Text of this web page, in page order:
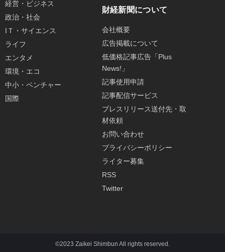
経営・ビジネス
政治・社会
IＴ・サイエンス
ライフ
エンタメ
環境・エコ
中小・ベンチャー
国際
財経新聞について
会社概要
広告掲載について
低価格記事広告「Plus
News!」
記事使用申請
記事配信サービス
プレスリリース送付先・取
材依頼
お問い合わせ
プライバシーポリシー
ライター募集
RSS
Twitter
©2023 Zaikei Shimbun All rights reserved.